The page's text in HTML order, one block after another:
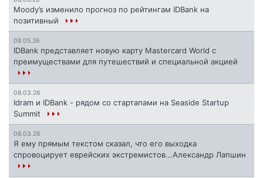
Moody’s изменило прогноз по рейтингам IDBank на
позитивный
08.05.26
IDBank представляет новую карту Mastercard World с
преимуществами для путешествий и специальной акцией
08.03.26
Idram и IDBank - рядом со стартапами на Seaside Startup
Summit
08.03.26
Я ему прямым текстом сказал, что его выходка
спровоцирует еврейских экстремистов...Александр Лапшин